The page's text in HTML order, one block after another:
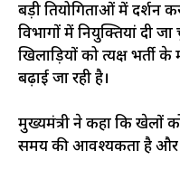
बड़ी प्रतियोगिताओं में
विभागों में नियुक्तियां दी
खिलाड़ियों को प्रत्यक्ष
बढ़ाई जा रही है।
मुख्यमंत्री ने कहा कि खेलों
समय की आवश्यकता है और